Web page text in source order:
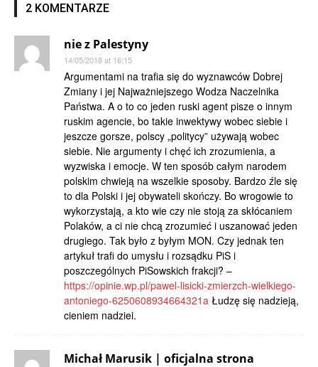
2 KOMENTARZE
nie z Palestyny
14/05/2018 at 16:15
Argumentami na trafia się do wyznawców Dobrej
Zmiany i jej Najważniejszego Wodza Naczelnika
Państwa. A o to co jeden ruski agent pisze o innym
ruskim agencie, bo takie inwektywy wobec siebie i
jeszcze gorsze, polscy „politycy” używają wobec
siebie. Nie argumenty i chęć ich zrozumienia, a
wyzwiska i emocje. W ten sposób całym narodem
polskim chwieją na wszelkie sposoby. Bardzo źle się
to dla Polski i jej obywateli skończy. Bo wrogowie to
wykorzystają, a kto wie czy nie stoją za skłócaniem
Polaków, a ci nie chcą zrozumieć i uszanować jeden
drugiego. Tak było z byłym MON. Czy jednak ten
artykuł trafi do umysłu i rozsądku PiS i
poszczególnych PiSowskich frakcji? –
https://opinie.wp.pl/pawel-lisicki-zmierzch-wielkiego-
antoniego-6250608934664321a Łudzę się nadzieją,
cieniem nadziei.
Michał Marusik | oficjalna strona